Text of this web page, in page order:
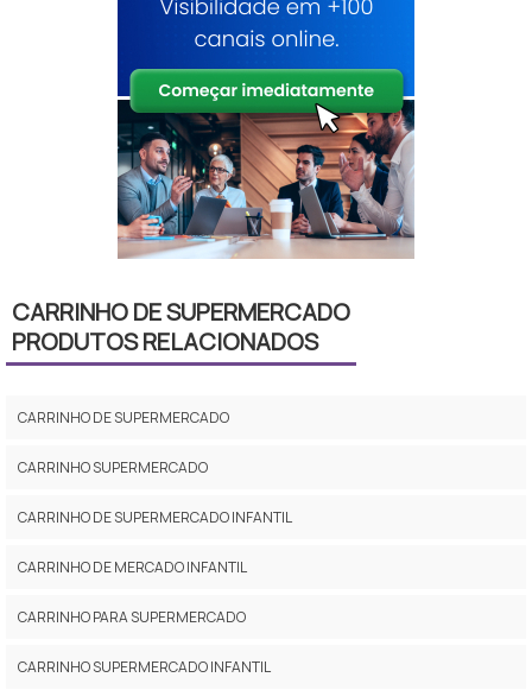
CARRINHO DE SUPERMERCADO
PRODUTOS RELACIONADOS
CARRINHO DE SUPERMERCADO
CARRINHO SUPERMERCADO
CARRINHO DE SUPERMERCADO INFANTIL
CARRINHO DE MERCADO INFANTIL
CARRINHO PARA SUPERMERCADO
CARRINHO SUPERMERCADO INFANTIL